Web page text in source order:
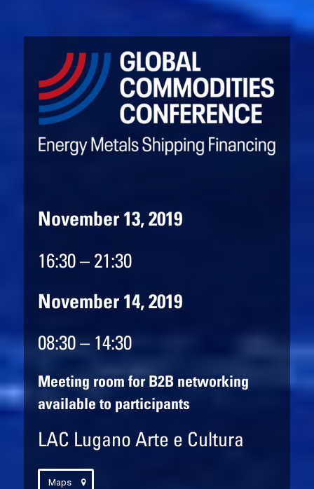
November 13, 2019
16:30 – 21:30
November 14,2019
08:30 – 14:30
Meeting room for B2B networking
available to participants
LAC Lugano Arte e Cultura
Maps